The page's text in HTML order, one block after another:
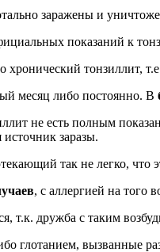
заражены и
показаний к
тонзиллит,
месяц либо постоянно. В
не есть полным
заразы.
так не легко,
, с аллергией на того
т.к. дружба с таким
глотанием, вызванные